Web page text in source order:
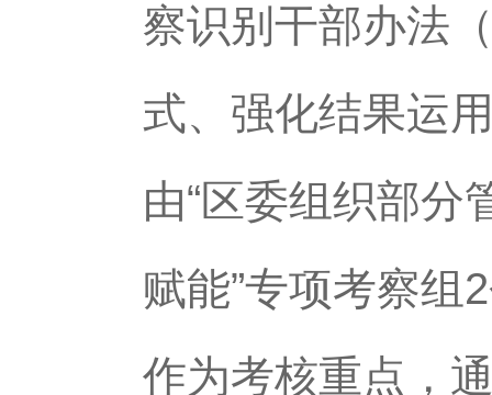
察识别干部办法
式、强化结果运
由“区委组织部分
赋能”专项考察组
作为考核重点，